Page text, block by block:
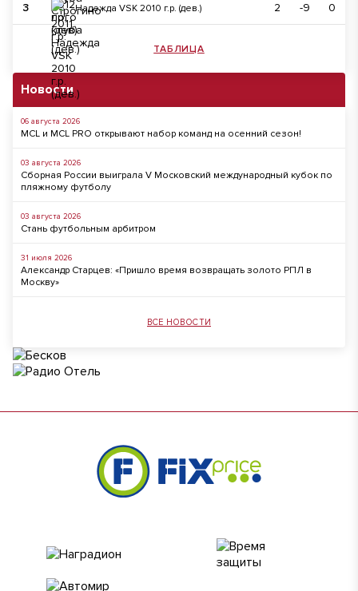
3 Надежда VSK 2010 г.р. (дев.) 2 -9 0
ТАБЛИЦА
Новости
06 августа 2026
MCL и MCL PRO открывают набор команд на осенний сезон!
03 августа 2026
Сборная России выиграла V Московский международный кубок по
пляжному футболу
03 августа 2026
Стань футбольным арбитром
31 июля 2026
Александр Старцев: «Пришло время возвращать золото РПЛ в
Москву»
ВСЕ НОВОСТИ